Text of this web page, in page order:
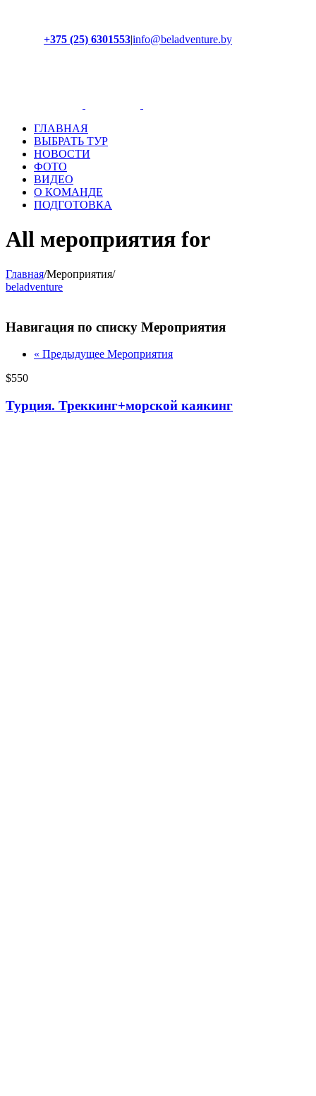
+375 (25) 6301553|info@beladventure.by
ГЛАВНАЯ
ВЫБРАТЬ ТУР
НОВОСТИ
ФОТО
ВИДЕО
О КОМАНДЕ
ПОДГОТОВКА
All мероприятия for
Главная/Мероприятия/
beladventure
Навигация по списку Мероприятия
« Предыдущее Мероприятия
$550
Турция. Треккинг+морской каякинг